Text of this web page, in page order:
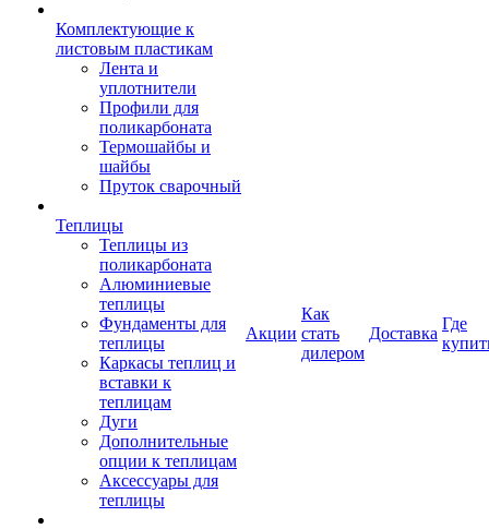
Комплектующие к
листовым пластикам
Лента и
уплотнители
Профили для
поликарбоната
Термошайбы и
шайбы
Пруток сварочный
Теплицы
Теплицы из
поликарбоната
Алюминиевые
теплицы
Фундаменты для
теплицы
Каркасы теплиц и
вставки к
теплицам
Дуги
Дополнительные
опции к теплицам
Аксессуары для
теплицы
Акции
Как
стать
дилером
Доставка
Где